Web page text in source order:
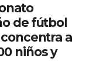
de fútbol
a
niños y